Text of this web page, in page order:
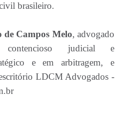
brasileiro.
de Campos Melo, advogado
contencioso judicial e
e em arbitragem, e
LDCM Advogados -